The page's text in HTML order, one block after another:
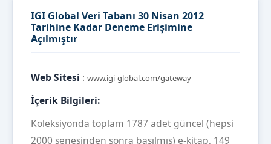
IGI Global Veri Tabanı 30 Nisan 2012
Tarihine Kadar Deneme Erişimine
Açılmıştır
Web Sitesi : www.igi-global.com/gateway
İçerik Bilgileri:
Koleksiyonda toplam 1787 adet güncel (hepsi
2000 senesinden sonra basılmış) e-kitap, 149